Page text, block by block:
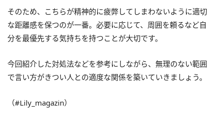
そのため、こちらが精神的に疲弊してしまわないように適切
な距離感を保つのが一番。必要に応じて、周囲を頼るなど自
分を最優先する気持ちを持つことが大切です。
今回紹介した対処法などを参考にしながら、無理のない範囲
で言い方がきつい人との適度な関係を築いていきましょう。
（#Lily_magazin）